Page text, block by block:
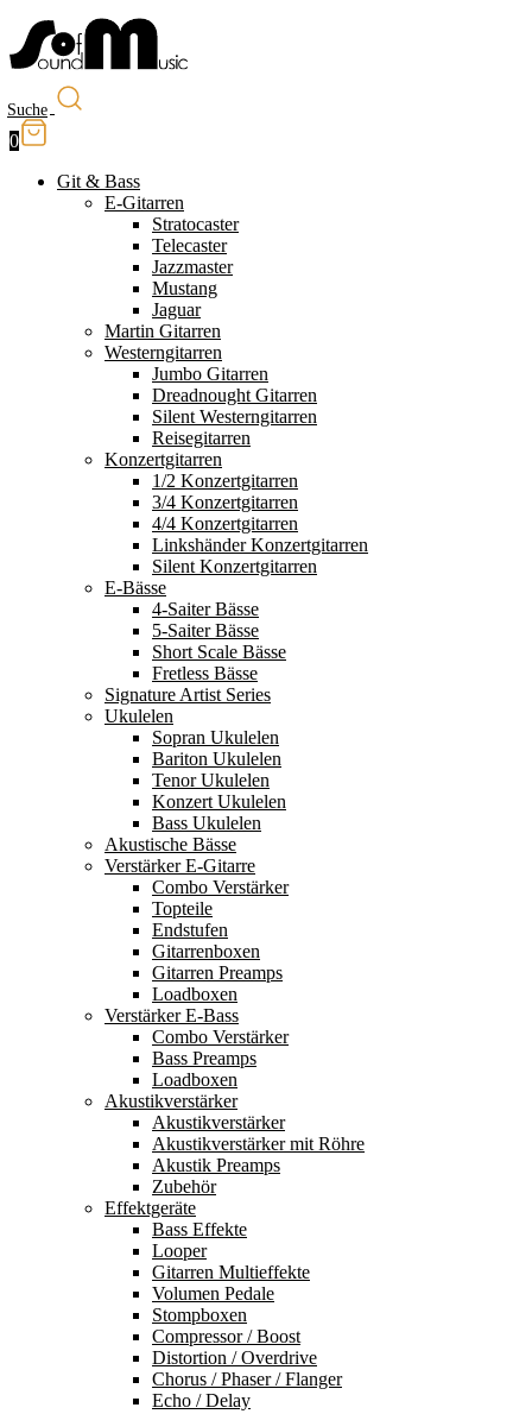
Suche
0
Git & Bass
E-Gitarren
Stratocaster
Telecaster
Jazzmaster
Mustang
Jaguar
Martin Gitarren
Westerngitarren
Jumbo Gitarren
Dreadnought Gitarren
Silent Westerngitarren
Reisegitarren
Konzertgitarren
1/2 Konzertgitarren
3/4 Konzertgitarren
4/4 Konzertgitarren
Linkshänder Konzertgitarren
Silent Konzertgitarren
E-Bässe
4-Saiter Bässe
5-Saiter Bässe
Short Scale Bässe
Fretless Bässe
Signature Artist Series
Ukulelen
Sopran Ukulelen
Bariton Ukulelen
Tenor Ukulelen
Konzert Ukulelen
Bass Ukulelen
Akustische Bässe
Verstärker E-Gitarre
Combo Verstärker
Topteile
Endstufen
Gitarrenboxen
Gitarren Preamps
Loadboxen
Verstärker E-Bass
Combo Verstärker
Bass Preamps
Loadboxen
Akustikverstärker
Akustikverstärker
Akustikverstärker mit Röhre
Akustik Preamps
Zubehör
Effektgeräte
Bass Effekte
Looper
Gitarren Multieffekte
Volumen Pedale
Stompboxen
Compressor / Boost
Distortion / Overdrive
Chorus / Phaser / Flanger
Echo / Delay